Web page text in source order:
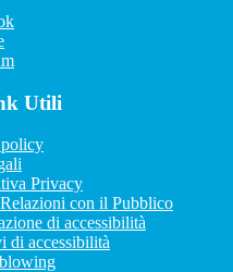
Utili
Privacy
con il Pubblico
di accessibilità
di accessibilità